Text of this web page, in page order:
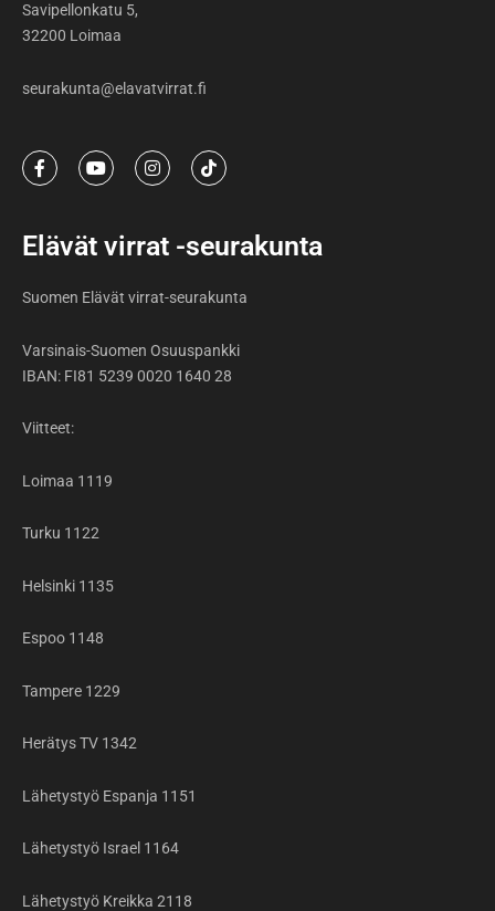
Savipellonkatu 5,
32200 Loimaa
seurakunta@elavatvirrat.fi
F
a
b
o
-
Y
o
b
I
n
g
m
T
i
k
Elävät virrat -seurakunta
Suomen Elävät virrat-seurakunta
Varsinais-Suomen Osuuspankki
IBAN: FI81 5239 0020 1640 28
Viitteet:
Loimaa 1119
Turku 1122
Helsinki 1135
Espoo 1148
Tampere 1229
Herätys TV 1342
Lähetystyö Espanja 1151
Lähetystyö Israel 1164
Lähetystyö Kreikka 2118